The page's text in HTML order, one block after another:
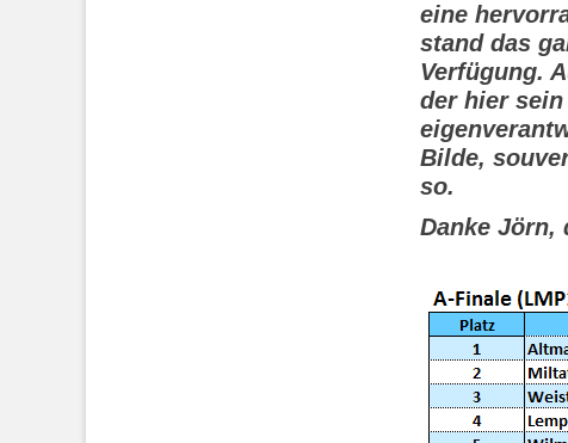
eine
stand das
Verfügung.
der hier
Bilde,
so.
Danke Jörn,